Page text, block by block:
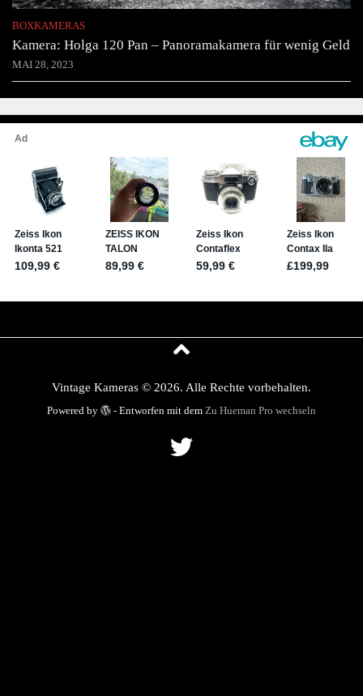
BOXKAMERAS
Kamera: Holga 120 Pan – Panoramakamera für wenig Geld
MAI 28, 2023
Vintage Kameras © 2026. Alle Rechte vorbehalten.
Powered by - Entworfen mit dem Zu Hueman Pro wechseln